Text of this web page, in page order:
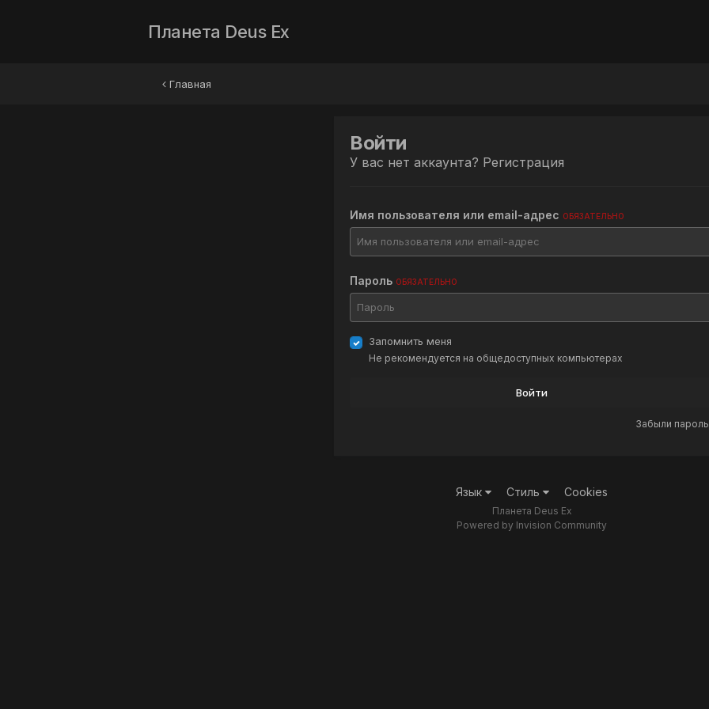
Планета Deus Ex
Главная
Войти
У вас нет аккаунта? Регистрация
Имя пользователя или email-адрес ОБЯЗАТЕЛЬНО
Пароль ОБЯЗАТЕЛЬНО
Запомнить меня
Не рекомендуется на общедоступных компьютерах
Войти
Забыли
Язык Стиль Cookies
Планета Deus Ex
Powered by Invision Community